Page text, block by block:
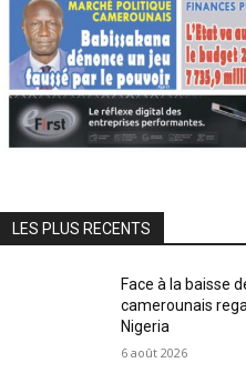
LES PLUS RECENTS
Face à la baisse
camerounais
Nigeria
6 août 2026